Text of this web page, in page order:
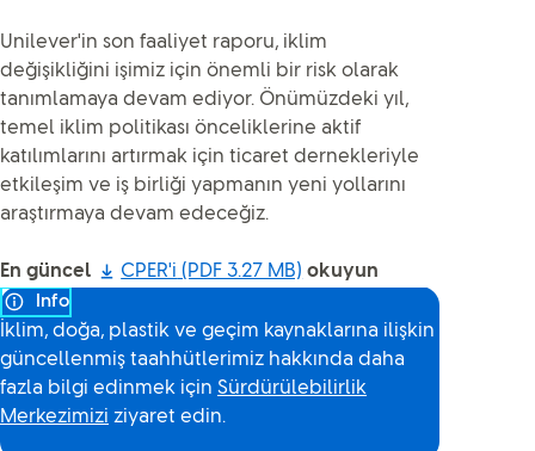
Unilever'in son faaliyet raporu, iklim
değişikliğini işimiz için önemli bir risk olarak
tanımlamaya devam ediyor. Önümüzdeki yıl,
temel iklim politikası önceliklerine aktif
katılımlarını artırmak için ticaret dernekleriyle
etkileşim ve iş birliği yapmanın yeni yollarını
araştırmaya devam edeceğiz.
En güncel CPER'i (PDF 3.27 MB) okuyun
Info
İklim, doğa, plastik ve geçim kaynaklarına ilişkin
güncellenmiş taahhütlerimiz hakkında daha
fazla bilgi edinmek için Sürdürülebilirlik
Merkezimizi ziyaret edin.